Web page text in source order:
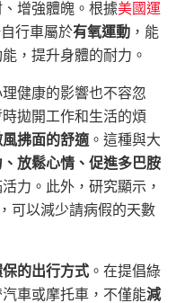
增強體魄。根據美國運
行車屬於有氧運動 ，能
，提升身體的耐力。
健康的影響也不容忽
拋開工作和生活的煩
拂面的舒適 。這種與大
放鬆心情、促進多巴胺
力。此外，研究顯示，
可以減少請病假的天數
的出行方式 。在提倡綠
車或摩托車，不僅能減